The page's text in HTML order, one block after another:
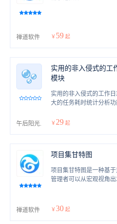
禅道软件 ￥ 59 起
午后阳光.
实用的非入侵式的工
模块
实用的非入侵式的工作
大的任务耗时统计分析
来的功能。包括：工作
￥ 29 起
禅道软件
项目集甘特图
项目集甘特图是一种基
管理者可以从宏观视角
￥30 起